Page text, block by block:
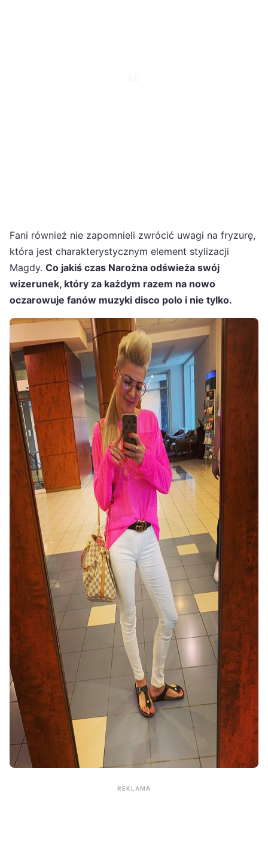
Fani również nie zapomnieli zwrócić uwagi na fryzurę,
która jest charakterystycznym element stylizacji
Magdy. Co jakiś czas Narożna odświeża swój
wizerunek, który za każdym razem na nowo
oczarowuje fanów muzyki disco polo i nie tylko.
REKLAMA